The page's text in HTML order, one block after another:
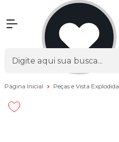
Página Inicial Peças e Vista Explodida